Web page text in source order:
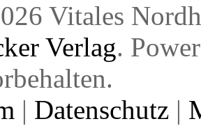
Vitales
Verlag.
| Datenschutz |